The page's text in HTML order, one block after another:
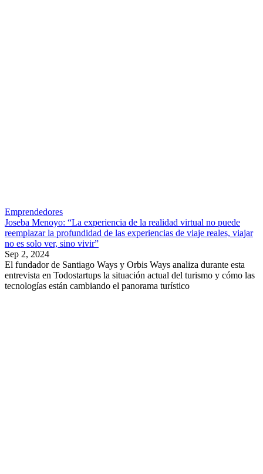
Emprendedores
Joseba Menoyo: “La experiencia de la realidad virtual no puede
reemplazar la profundidad de las experiencias de viaje reales, viajar
no es solo ver, sino vivir”
Sep 2, 2024
El fundador de Santiago Ways y Orbis Ways analiza durante esta
entrevista en Todostartups la situación actual del turismo y cómo las
tecnologías están cambiando el panorama turístico